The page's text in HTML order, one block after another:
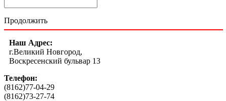
Продолжить
Наш Адрес:
г.Великий Новгород,
Воскресенский бульвар 13
Телефон:
(8162)77-04-29
(8162)73-27-74